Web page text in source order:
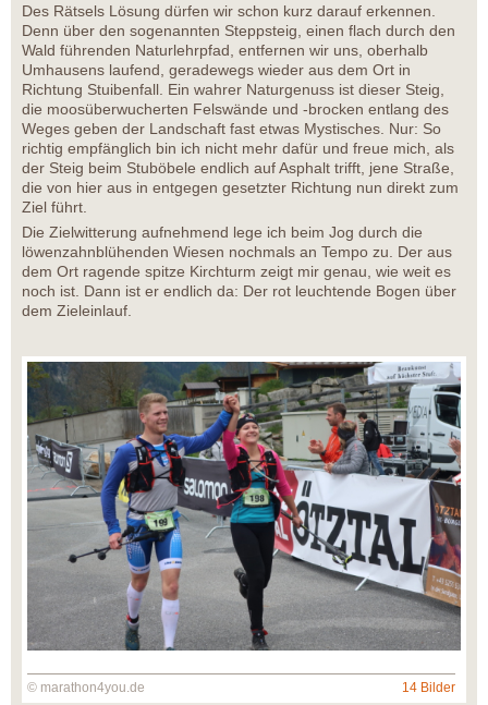
Des Rätsels Lösung dürfen wir schon kurz darauf erkennen.
Denn über den sogenannten Steppsteig, einen flach durch den
Wald führenden Naturlehrpfad, entfernen wir uns, oberhalb
Umhausens laufend, geradewegs wieder aus dem Ort in
Richtung Stuibenfall. Ein wahrer Naturgenuss ist dieser Steig,
die moosüberwucherten Felswände und -brocken entlang des
Weges geben der Landschaft fast etwas Mystisches. Nur: So
richtig empfänglich bin ich nicht mehr dafür und freue mich, als
der Steig beim Stuböbele endlich auf Asphalt trifft, jene Straße,
die von hier aus in entgegen gesetzter Richtung nun direkt zum
Ziel führt.
Die Zielwitterung aufnehmend lege ich beim Jog durch die
löwenzahnblühenden Wiesen nochmals an Tempo zu. Der aus
dem Ort ragende spitze Kirchturm zeigt mir genau, wie weit es
noch ist. Dann ist er endlich da: Der rot leuchtende Bogen über
dem Zieleinlauf.
© marathon4you.de 14 Bilder